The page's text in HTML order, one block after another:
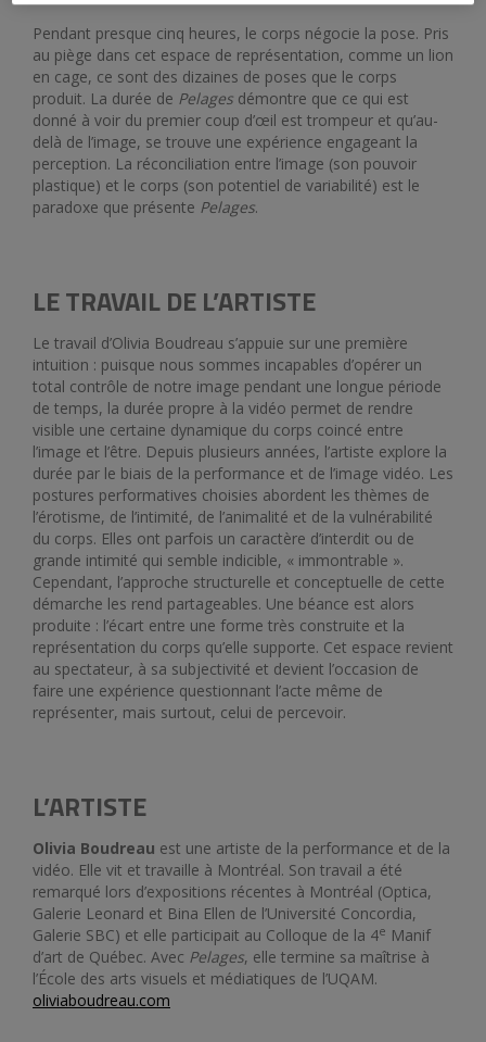
Pendant presque cinq heures, le corps négocie la pose. Pris
au piège dans cet espace de représentation, comme un lion
en cage, ce sont des dizaines de poses que le corps
produit. La durée de Pelages démontre que ce qui est
donné à voir du premier coup d’œil est trompeur et qu’au-
delà de l’image, se trouve une expérience engageant la
perception. La réconciliation entre l’image (son pouvoir
plastique) et le corps (son potentiel de variabilité) est le
paradoxe que présente Pelages.
LE TRAVAIL DE L’ARTISTE
Le travail d’Olivia Boudreau s’appuie sur une première
intuition : puisque nous sommes incapables d’opérer un
total contrôle de notre image pendant une longue période
de temps, la durée propre à la vidéo permet de rendre
visible une certaine dynamique du corps coincé entre
l’image et l’être. Depuis plusieurs années, l’artiste explore la
durée par le biais de la performance et de l’image vidéo. Les
postures performatives choisies abordent les thèmes de
l’érotisme, de l’intimité, de l’animalité et de la vulnérabilité
du corps. Elles ont parfois un caractère d’interdit ou de
grande intimité qui semble indicible, « immontrable ».
Cependant, l’approche structurelle et conceptuelle de cette
démarche les rend partageables. Une béance est alors
produite : l’écart entre une forme très construite et la
représentation du corps qu’elle supporte. Cet espace revient
au spectateur, à sa subjectivité et devient l’occasion de
faire une expérience questionnant l’acte même de
représenter, mais surtout, celui de percevoir.
L’ARTISTE
Olivia Boudreau est une artiste de la performance et de la
vidéo. Elle vit et travaille à Montréal. Son travail a été
remarqué lors d’expositions récentes à Montréal (Optica,
Galerie Leonard et Bina Ellen de l’Université Concordia,
Galerie SBC) et elle participait au Colloque de la 4e Manif
d’art de Québec. Avec Pelages, elle termine sa maîtrise à
l’École des arts visuels et médiatiques de l’UQAM.
oliviaboudreau.com